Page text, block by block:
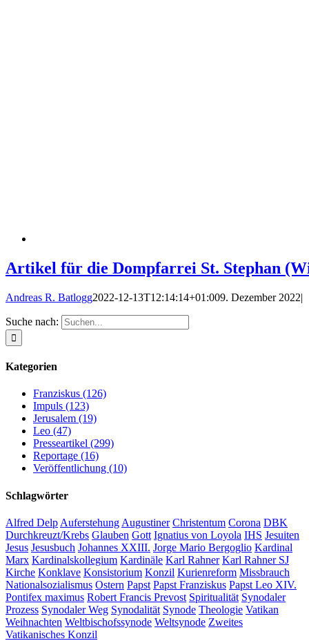
Artikel für die Dompfarrei St. Stephan
Andreas R. Batlogg2022-12-13T12:14:14+01:009. Dezember 2022|
Suche nach:
Kategorien
Franziskus (126)
Impuls (123)
Jerusalem (19)
Leo (47)
Presseartikel (299)
Reportage (16)
Veröffentlichung (10)
Schlagwörter
Alfred Delp Auferstehung Augustiner Christentum Corona DBK
Durchkreuzt/Krebs Glauben Gott Ignatius von Loyola IHS Jesuiten
Jesus Jesusbuch Johannes XXIII. Jorge Mario Bergoglio Kardinal
Marx Kardinalskollegium Kardinäle Karl Rahner Karl Rahner SJ
Kirche Konklave Konsistorium Konzil Kurienreform Missbrauch
Nationalsozialismus Ostern Papst Papst Franziskus Papst Leo XIV.
Pontifex maximus Robert Francis Prevost Spiritualität Synodaler
Prozess Synodaler Weg Synodalität Synode Theologie Vatikan
Weihnachten Weltbischofssynode Weltsynode Zweites
Vatikanisches Konzil